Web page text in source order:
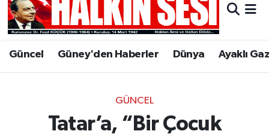
Güncel Güney'den Haberler Dünya Ayaklı
GÜNCEL
Tatar’a, “Bir Çocuk
Hava Durumu
Trafik Durumu
Son Dakika Haberleri